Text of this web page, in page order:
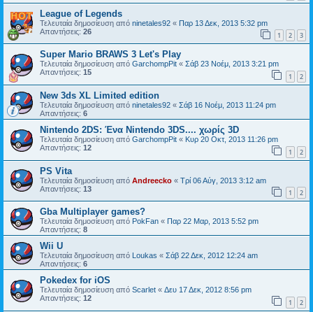
League of Legends
Τελευταία δημοσίευση από ninetales92 « Παρ 13 Δεκ, 2013 5:32 pm
Απαντήσεις: 26 1 2 3
Super Mario BRAWS 3 Let's Play
Τελευταία δημοσίευση από GarchompPit « Σάβ 23 Νοέμ, 2013 3:21 pm
Απαντήσεις: 15 1 2
New 3ds XL Limited edition
Τελευταία δημοσίευση από ninetales92 « Σάβ 16 Νοέμ, 2013 11:24 pm
Απαντήσεις: 6
Nintendo 2DS: Ένα Nintendo 3DS.... χωρίς 3D
Τελευταία δημοσίευση από GarchompPit « Κυρ 20 Οκτ, 2013 11:26 pm
Απαντήσεις: 12 1 2
PS Vita
Τελευταία δημοσίευση από Andreecko « Τρί 06 Αύγ, 2013 3:12 am
Απαντήσεις: 13 1 2
Gba Multiplayer games?
Τελευταία δημοσίευση από PokFan « Παρ 22 Μαρ, 2013 5:52 pm
Απαντήσεις: 8
Wii U
Τελευταία δημοσίευση από Loukas « Σάβ 22 Δεκ, 2012 12:24 am
Απαντήσεις: 6
Pokedex for iOS
Τελευταία δημοσίευση από Scarlet « Δευ 17 Δεκ, 2012 8:56 pm
Απαντήσεις: 12 1 2